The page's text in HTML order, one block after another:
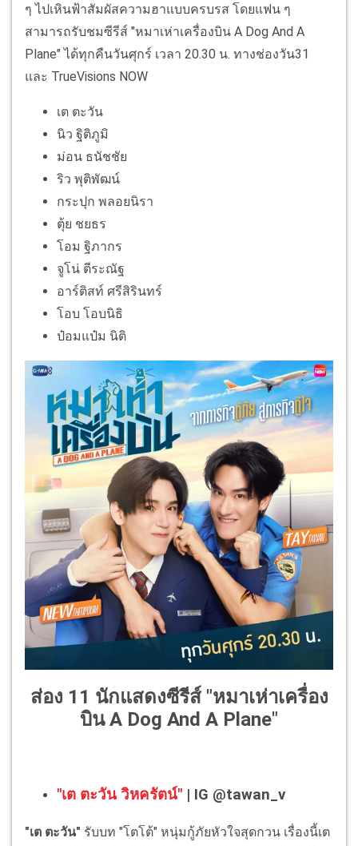
ๆ ไปเหินฟ้าสัมผัสความฮาแบบครบรส โดยแฟน ๆ
สามารถรับชมซีรีส์ "หมาเห่าเครื่องบิน A Dog And A
Plane" ได้ทุกคืนวันศุกร์ เวลา 20.30 น. ทางช่องวัน31
และ TrueVisions NOW
เต ตะวัน
นิว ฐิติภูมิ
ม่อน ธนัชชัย
ริว พุติพัฒน์
กระปุก พลอยนิรา
ตุ้ย ชยธร
โอม ฐิภากร
จูโน่ ตีระณัฐ
อาร์ติสท์ ศรีสิรินทร์
โอบ โอบนิธิ
ป๋อมแป๋ม นิติ
ส่อง 11 นักแสดงซีรีส์ "หมาเห่าเครื่อง
บิน A Dog And A Plane"
"เต ตะวัน วิหครัตน์" | IG @tawan_v
"เต ตะวัน" รับบท "โตโต้" หนุ่มกู้ภัยหัวใจสุดกวน เรื่องนี้เต